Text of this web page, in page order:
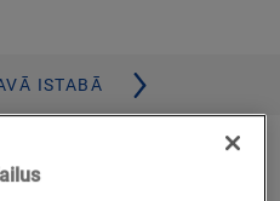
ISTABĀ